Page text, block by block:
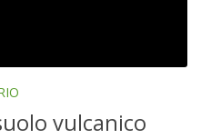
vulcanico